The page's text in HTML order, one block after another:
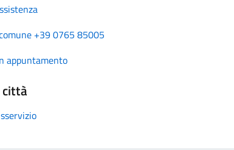
+39 0765 85005
appuntamento
città